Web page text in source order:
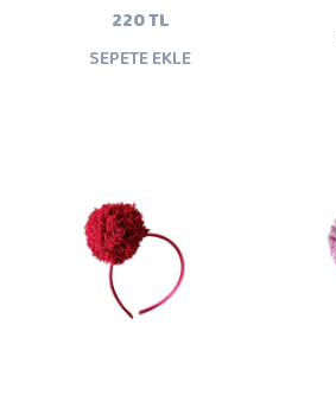
220 TL
SEPETE EKLE